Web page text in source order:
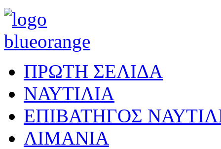
ΠΡΩΤΗ ΣΕΛΙΔΑ
ΝΑΥΤΙΛΙΑ
ΕΠΙΒΑΤΗΓΟΣ
ΛΙΜΑΝΙΑ